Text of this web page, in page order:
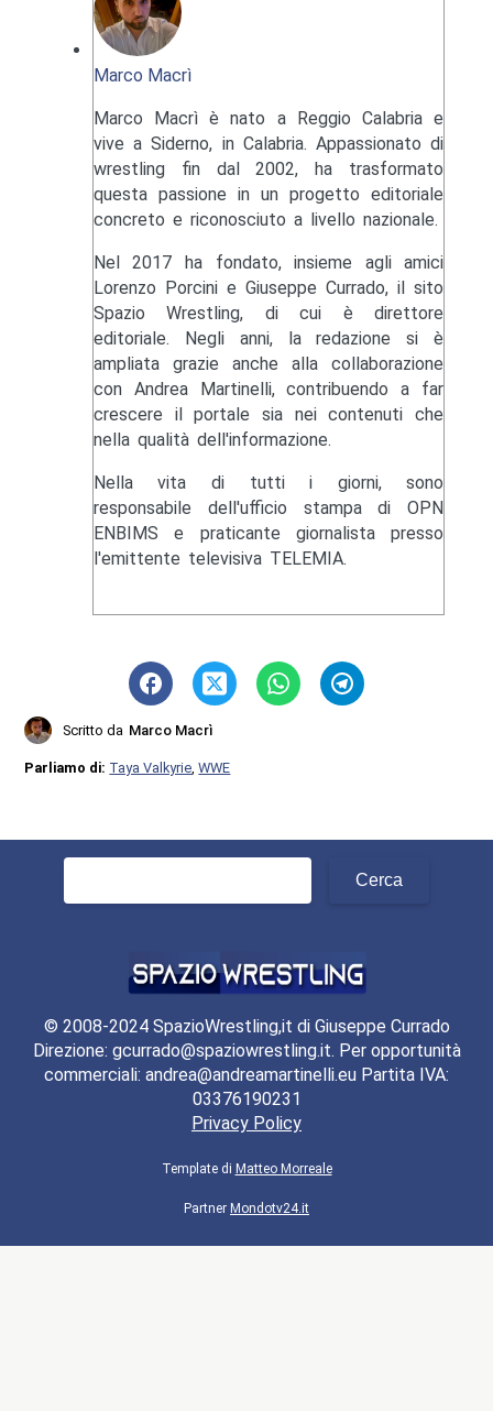
Marco Macrì
Marco Macrì è nato a Reggio Calabria e
vive a Siderno, in Calabria. Appassionato di
wrestling fin dal 2002, ha trasformato
questa passione in un progetto editoriale
concreto e riconosciuto a livello nazionale.
Nel 2017 ha fondato, insieme agli amici
Lorenzo Porcini e Giuseppe Currado, il sito
Spazio Wrestling, di cui è direttore
editoriale. Negli anni, la redazione si è
ampliata grazie anche alla collaborazione
con Andrea Martinelli, contribuendo a far
crescere il portale sia nei contenuti che
nella qualità dell'informazione.
Nella vita di tutti i giorni, sono
responsabile dell'ufficio stampa di OPN
ENBIMS e praticante giornalista presso
l'emittente televisiva TELEMIA.
Scritto da Marco Macrì
Parliamo di: Taya Valkyrie ,WWE
© 2008-2024 SpazioWrestling,it di Giuseppe Currado
Direzione: gcurrado@spaziowrestling.it. Per opportunità
commerciali: andrea@andreamartinelli.eu Partita IVA:
03376190231
Privacy Policy
Template di Matteo Morreale
Partner Mondotv24.it